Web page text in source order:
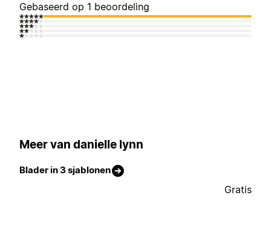
Gebaseerd op 1 beoordeling
Meer van danielle lynn
Blader in 3 sjablonen
Gratis